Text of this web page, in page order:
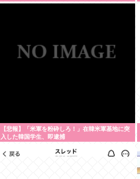
【悲報】「米軍を粉砕しろ！」在韓米軍基地に突
入した韓国学生、即逮捕